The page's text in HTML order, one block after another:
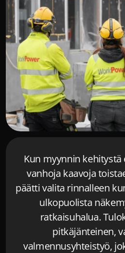
Kun myynnin
vanhoja kaavoja
päätti valita rinnalleen
ulkopuolista
ratkaisuhalua.
pitkäjänteinen,
valmennusyhteistyö,